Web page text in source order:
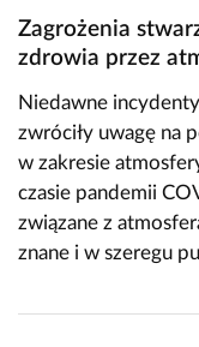
Zagrożenia
zdrowia przez
Niedawne
zwróciły uwagę na
w zakresie
czasie pandemii
związane z
znane i w szeregu